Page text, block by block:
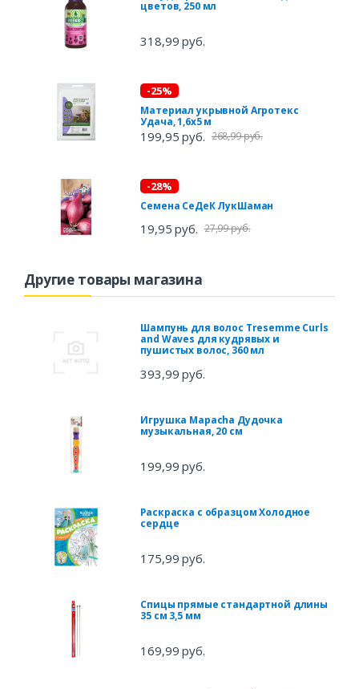
цветов, 250 мл
318,99 руб.
-25%
Материал укрывной Агротекс
Удача, 1,6х5 м
199,95 руб. 268,99 руб.
-28%
Семена СеДеК ЛукШаман
19,95 руб. 27,99 руб.
Другие товары магазина
Шампунь для волос Tresemme Curls
and Waves для кудрявых и
пушистых волос, 360 мл
393,99 руб.
Игрушка Mapacha Дудочка
музыкальная, 20 см
199,99 руб.
Раскраска с образцом Холодное
сердце
175,99 руб.
Спицы прямые стандартной длины
35 см 3,5 мм
169,99 руб.